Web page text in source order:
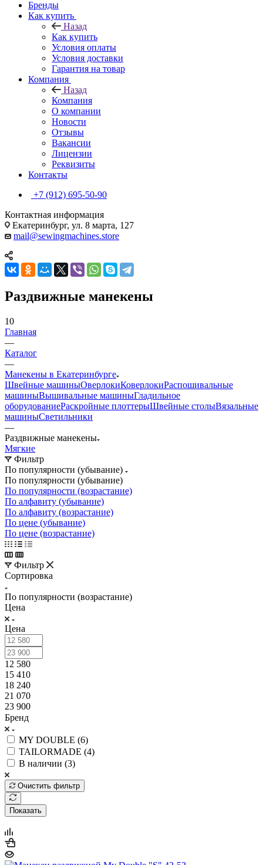
Бренды
Как купить
Назад
Как купить
Условия оплаты
Условия доставки
Гарантия на товар
Компания
Назад
Компания
О компании
Новости
Отзывы
Вакансии
Лицензии
Реквизиты
Контакты
+7 (912) 695-50-90
Контактная информация
Екатеринбург, ул. 8 марта, 127
mail@sewingmachines.store
Раздвижные манекены
10
Главная
—
Каталог
—
Манекены в Екатеринбурге
Швейные машиныОверлокиКоверлокиРаспошивальные
машиныВышивальные машиныГладильное
оборудованиеРаскройные плоттерыШвейные столыВязальные
машиныСветильники
—
Раздвижные манекены
Мягкие
Фильтр
По популярности (убывание)
По популярности (убывание)
По популярности (возрастание)
По алфавиту (убывание)
По алфавиту (возрастание)
По цене (убывание)
По цене (возрастание)
Фильтр
Сортировка
По популярности (возрастание)
Цена
Цена
12 580
15 410
18 240
21 070
23 900
Бренд
MY DOUBLE (6)
TAILORMADE (4)
В наличии (3)
Очистить фильтр
Показать